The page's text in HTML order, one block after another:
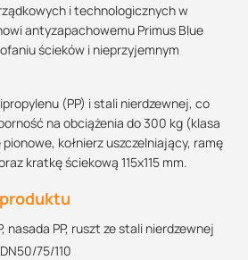
i technologicznych w
antyzapachowemu Primus Blue
ścieków i nieprzyjemnym
(PP) i stali nierdzewnej, co
na obciążenia do 300 kg (klasa
kołnierz uszczelniający, ramę
kratkę ściekową 115x115 mm.
nasada PP, ruszt ze stali nierdzewnej
75/110